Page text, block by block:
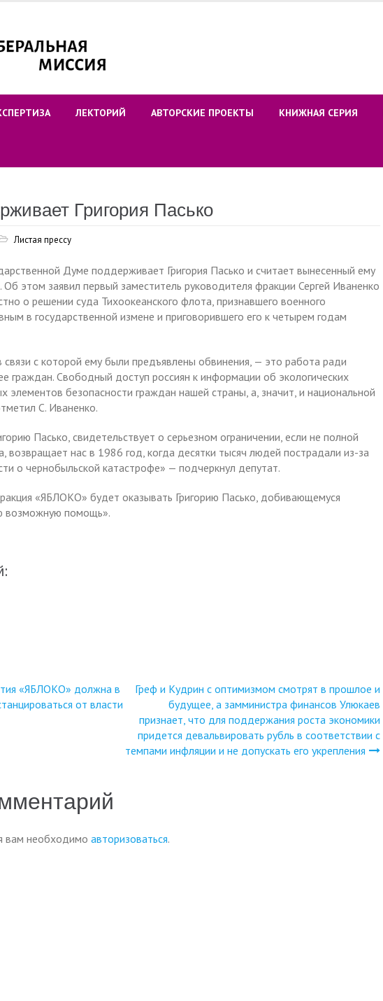
ЛЕКТОРИЙ АВТОРСКИЕ ПРОЕКТЫ КНИЖНАЯ СЕРИЯ
Григория Пасько
Листая прессу
Думе поддерживает Григория Пасько и считает вынесенный ему
этом заявил первый заместитель руководителя фракции Сергей Иваненко
о решении суда Тихоокеанского флота, признавшего военного
в государственной измене и приговорившего его к четырем годам
связи с которой ему были предъявлены обвинения, — это работа ради
граждан. Свободный доступ россиян к информации об экологических
элементов безопасности граждан нашей страны, а, значит, и национальной
С. Иваненко.
Пасько, свидетельствует о серьезном ограничении, если не полной
возвращает нас в 1986 год, когда десятки тысяч людей пострадали из-за
о чернобыльской катастрофе» — подчеркнул депутат.
«ЯБЛОКО» будет оказывать Григорию Пасько, добивающемуся
возможную помощь».
«ЯБЛОКО» должна в
от власти
Греф и Кудрин с оптимизмом смотрят в прошлое и
будущее, а замминистра финансов Улюкаев
признает, что для поддержания роста экономики
придется девальвировать рубль в соответствии с
темпами инфляции и не допускать его укрепления
вам необходимо авторизоваться.